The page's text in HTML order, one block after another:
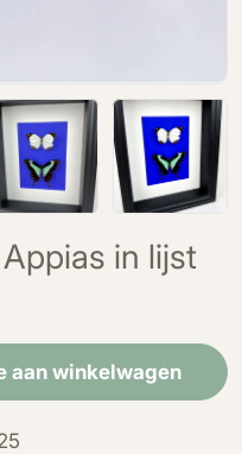
in lijst
voor Papiliovoor Papilio
aan winkelwagen